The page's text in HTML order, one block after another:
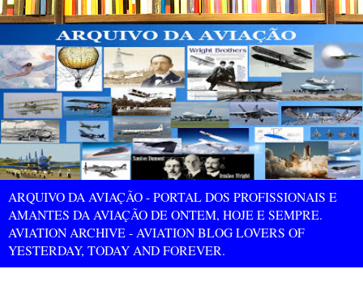
ARQUIVO DA AVIAÇÃO - PORTAL DOS PROFISSIONAIS E
AMANTES DA AVIAÇÃO DE ONTEM, HOJE E SEMPRE.
AVIATION ARCHIVE - AVIATION BLOG LOVERS OF
YESTERDAY, TODAY AND FOREVER.